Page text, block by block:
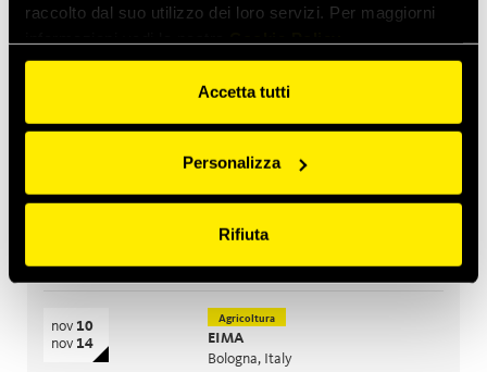
raccolto dal suo utilizzo dei loro servizi. Per maggiorni
Accetta tutti
Personalizza
Rifiuta
Quick Swivel: durata senza pari e prestazioni senza perdite
set15
Costruzioni
Greater Noida, India
CIAME
WuHan, China
nov 10
nov 14
Agricoltura
EIMA
Bologna, Italy